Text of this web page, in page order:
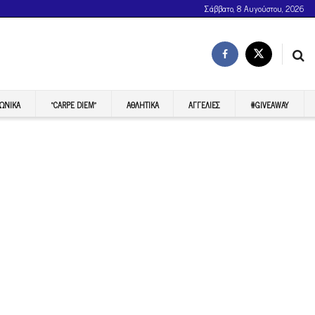
Σάββατο, 8 Αυγούστου, 2026
“CARPE DIEM” ΑΘΛΗΤΙΚΆ ΑΓΓΕΛΊΕΣ #GIVEAWAY